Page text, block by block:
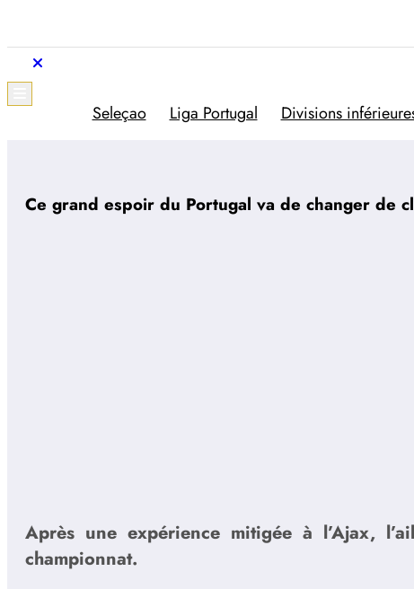
contenu
Trivela
L'actualité du football portugais
Seleçao Liga Portugal Divisions
Ce grand espoir du Portugal va de changer de
Après une expérience mitigée à l’Ajax,
championnat.